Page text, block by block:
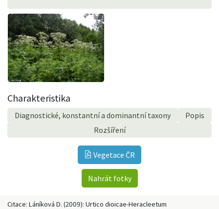
Charakteristika
Diagnostické, konstantní a dominantní taxony
Popis
Rozšíření
Vegetace ČR
Nahrát fotky
Citace: Láníková D. (2009): Urtico dioicae-Heracleetum